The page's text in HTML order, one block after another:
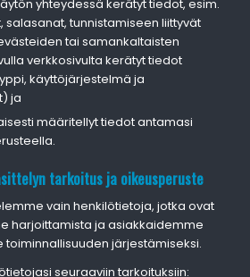
yhteydessä kerätyt tiedot, esim.
salasanat, tunnistamiseen liittyvät
tai samankaltaisten
verkkosivulta kerätyt tiedot
käyttöjärjestelmä ja
ja
määritellyt tiedot antamasi
tarkoitus ja oikeusperuste
vain henkilötietoja, jotka ovat
harjoittamista ja asiakkaidemme
järjestämiseksi.
seuraaviin tarkoituksiin: